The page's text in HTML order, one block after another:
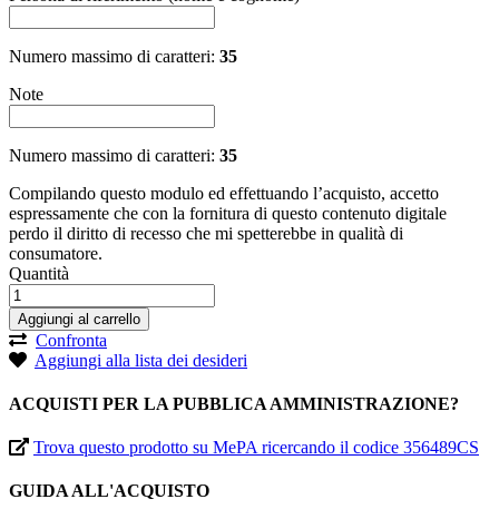
Numero massimo di caratteri: 35
Note
Numero massimo di caratteri: 35
Compilando questo modulo ed effettuando l’acquisto, accetto
espressamente che con la fornitura di questo contenuto digitale
perdo il diritto di recesso che mi spetterebbe in qualità di
consumatore.
Quantità
Aggiungi al carrello
Confronta
Aggiungi alla lista dei desideri
ACQUISTI PER LA PUBBLICA AMMINISTRAZIONE?
Trova questo prodotto su MePA ricercando il codice 356489CS
GUIDA ALL'ACQUISTO